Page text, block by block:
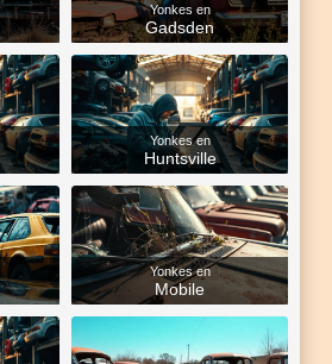
Yonkes en
Gadsden
Yonkes en
Huntsville
Yonkes en
Mobile